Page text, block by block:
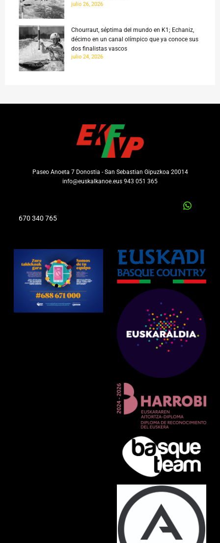
julio 26, 2026
Chourraut, séptima del mundo en K1; Echaniz,
décimo en un canal olímpico que ya conoce sus
dos finalistas vascos
julio 24, 2026
Paseo Anoeta 7 Donostia - San Sebastian Gipuzkoa 20014
info@euskalkanoe.eus 943 051 365
670 340 765